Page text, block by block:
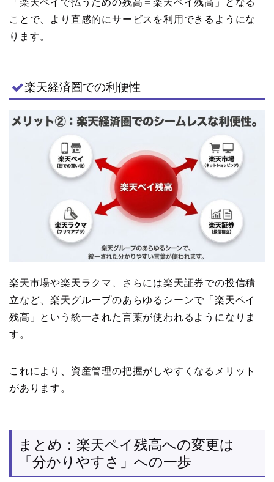
「楽天ペイで払うための残高＝楽天ペイ残高」となる
ことで、より直感的にサービスを利用できるようにな
ります。
楽天経済圏での利便性
楽天市場や楽天ラクマ、さらには楽天証券での投信積
立など、楽天グループのあらゆるシーンで「楽天ペイ
残高」という統一された言葉が使われるようになりま
す。
これにより、資産管理の把握がしやすくなるメリット
があります。
まとめ：楽天ペイ残高への変更は
「分かりやすさ」への一歩